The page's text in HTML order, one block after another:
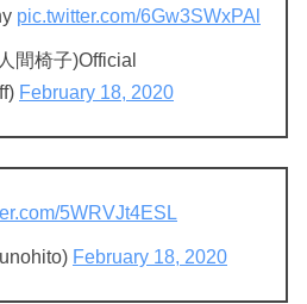
pic.twitter.com/6Gw3SWxPAl
間椅子)Official
February 18, 2020
5WRVJt4ESL
February 18, 2020